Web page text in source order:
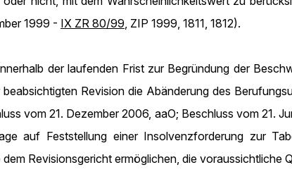
1999 - IX ZR 80/99, ZIP 1999, 1811, 1812).
der laufenden Frist zur Begründung der
Revision die Abänderung des
vom 21. Dezember 2006, aaO; Beschluss vom 21.
auf Feststellung einer Insolvenzforderung zur
Revisionsgericht ermöglichen, die voraussichtliche